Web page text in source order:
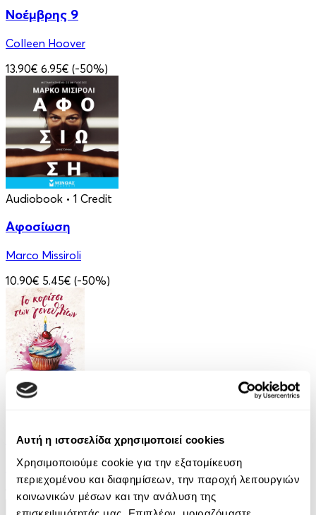
Αυτή η ιστοσελίδα χρησιμοποιεί cookies
Χρησιμοποιούμε cookie για την εξατομίκευση
περιεχομένου και διαφημίσεων, την παροχή λειτουργιών
κοινωνικών μέσων και την ανάλυση της
Νοέμβρης 9
Colleen Hoover
13.90€ 6.95€ (-50%)
Audiobook • 1 Credit
Αφοσίωση
Marco Missiroli
10.90€ 5.45€ (-50%)
Το Κορίτσι των Γενεθλίων
Penelope Douglas
12.99€